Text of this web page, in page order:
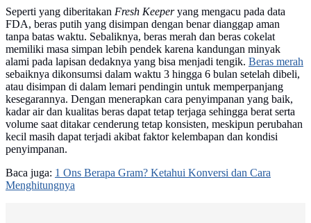
Seperti yang diberitakan Fresh Keeperyang mengacu pada data
FDA, beras putih yang disimpan dengan benar dianggap aman
tanpa batas waktu. Sebaliknya, beras merah dan beras cokelat
memiliki masa simpan lebih pendek karena kandungan minyak
alami pada lapisan dedaknya yang bisa menjadi tengik. Beras merah
sebaiknya dikonsumsi dalam waktu 3 hingga 6 bulan setelah dibeli,
atau disimpan di dalam lemari pendingin untuk memperpanjang
kesegarannya. Dengan menerapkan cara penyimpanan yang baik,
kadar air dan kualitas beras dapat tetap terjaga sehingga berat serta
volume saat ditakar cenderung tetap konsisten, meskipun perubahan
kecil masih dapat terjadi akibat faktor kelembapan dan kondisi
penyimpanan.
Baca juga: 1 Ons Berapa Gram? Ketahui Konversi dan Cara
Menghitungnya